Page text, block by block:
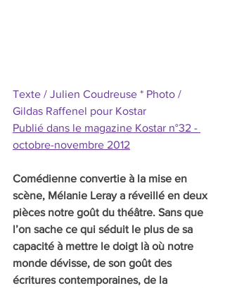
Texte / Julien Coudreuse * Photo /
Gildas Raffenel pour Kostar
Publié dans le magazine Kostar n°32 -
octobre-novembre 2012
Comédienne convertie à la mise en
scène, Mélanie Leray a réveillé en deux
pièces notre goût du théâtre. Sans que
l’on sache ce qui séduit le plus de sa
capacité à mettre le doigt là où notre
monde dévisse, de son goût des
écritures contemporaines, de la